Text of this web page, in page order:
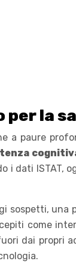
per la
a paure
i dati ISTAT,
sospetti, una
come
dai propri